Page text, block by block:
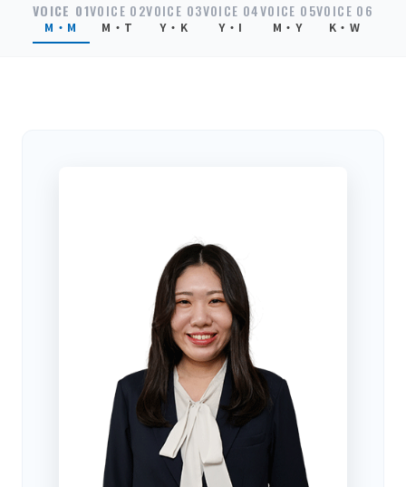
VOICE 01
M・M
VOICE 02
M・T
VOICE 03
Y・K
VOICE 04
Y・I
VOICE 05
M・Y
VOICE 06
K・W